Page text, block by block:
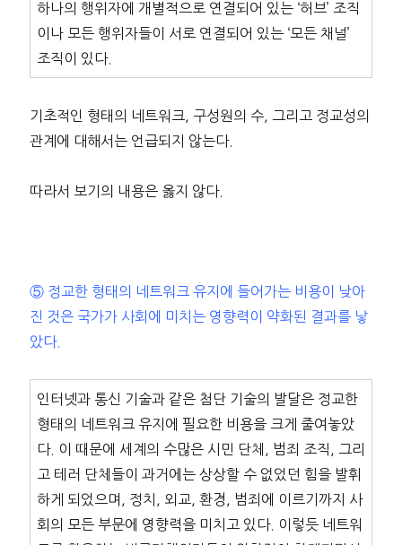
하나의 행위자에 개별적으로 연결되어 있는 ‘허브’ 조직
이나 모든 행위자들이 서로 연결되어 있는 ‘모든 채널’
조직이 있다.
기초적인 형태의 네트워크, 구성원의 수, 그리고 정교성의
관계에 대해서는 언급되지 않는다.
따라서 보기의 내용은 옳지 않다.
⑤ 정교한 형태의 네트워크 유지에 들어가는 비용이 낮아
진 것은 국가가 사회에 미치는 영향력이 약화된 결과를 낳
았다.
인터넷과 통신 기술과 같은 첨단 기술의 발달은 정교한
형태의 네트워크 유지에 필요한 비용을 크게 줄여놓았
다. 이 때문에 세계의 수많은 시민 단체, 범죄 조직, 그리
고 테러 단체들이 과거에는 상상할 수 없었던 힘을 발휘
하게 되었으며, 정치, 외교, 환경, 범죄에 이르기까지 사
회의 모든 부문에 영향력을 미치고 있다. 이렇듯 네트워